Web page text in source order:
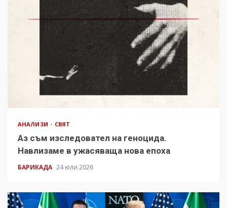
АНАЛИЗИ СВЯТ
Аз съм изследовател на геноцида.
Навлизаме в ужасяваща нова епоха
БАРИКАДА 24 юли 2026